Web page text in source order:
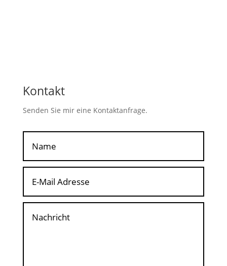
Kontakt
Senden Sie mir eine Kontaktanfrage.